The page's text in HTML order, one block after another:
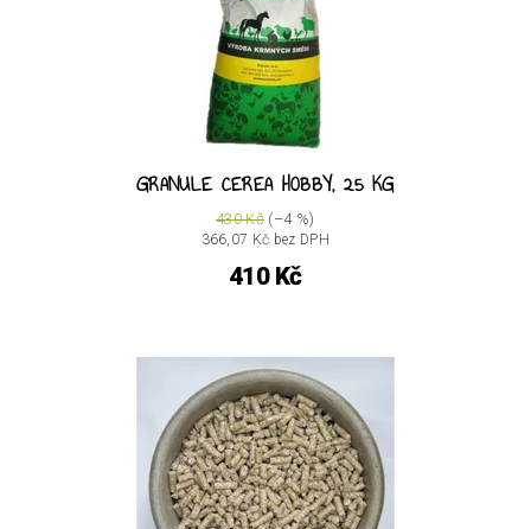
GRANULE CEREA HOBBY, 25 KG
430 Kč (–4 %)
366,07 Kč bez DPH
410 Kč